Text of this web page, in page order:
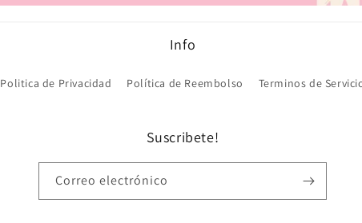
Info
Politica de Privacidad Política de Reembolso Terminos de
Suscribete!
Correo electrónico